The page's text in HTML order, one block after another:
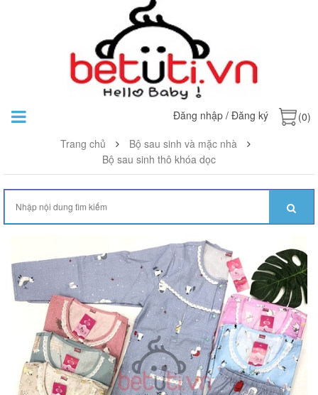
Đăng nhập / Đăng ký
(0)
Trang chủ
Bộ sau sinh và mặc nhà
Bộ sau sinh thô khóa dọc